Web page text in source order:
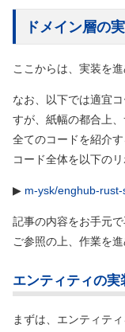
ドメイン層の
ここからは、実装を進
なお、以下では適宜
すが、紙幅の都合上
全てのコードを紹介
コード全体を以下の
▶ m-ysk/enghub-
記事の内容をお手元
ご参照の上、作業を
エンティティの実
まずは、エンティテ